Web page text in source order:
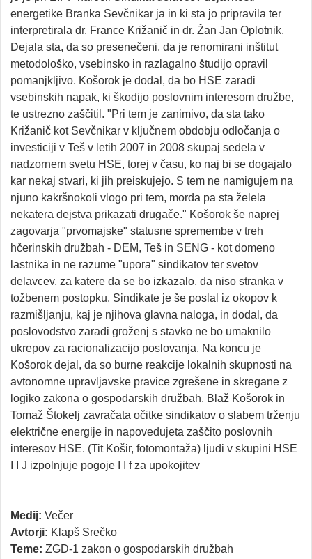
energetike Branka Sevčnikar ja in ki sta jo pripravila ter
interpretirala dr. France Križanič in dr. Žan Jan Oplotnik.
Dejala sta, da so presenečeni, da je renomirani inštitut
metodološko, vsebinsko in razlagalno študijo opravil
pomanjkljivo. Košorok je dodal, da bo HSE zaradi
vsebinskih napak, ki škodijo poslovnim interesom družbe,
te ustrezno zaščitil. "Pri tem je zanimivo, da sta tako
Križanič kot Sevčnikar v ključnem obdobju odločanja o
investiciji v Teš v letih 2007 in 2008 skupaj sedela v
nadzornem svetu HSE, torej v času, ko naj bi se dogajalo
kar nekaj stvari, ki jih preiskujejo. S tem ne namigujem na
njuno kakršnokoli vlogo pri tem, morda pa sta želela
nekatera dejstva prikazati drugače." Košorok še naprej
zagovarja "prvomajske" statusne spremembe v treh
hčerinskih družbah - DEM, Teš in SENG - kot domeno
lastnika in ne razume "upora" sindikatov ter svetov
delavcev, za katere da se bo izkazalo, da niso stranka v
tožbenem postopku. Sindikate je še poslal iz okopov k
razmišljanju, kaj je njihova glavna naloga, in dodal, da
poslovodstvo zaradi groženj s stavko ne bo umaknilo
ukrepov za racionalizacijo poslovanja. Na koncu je
Košorok dejal, da so burne reakcije lokalnih skupnosti na
avtonomne upravljavske pravice zgrešene in skregane z
logiko zakona o gospodarskih družbah. Blaž Košorok in
Tomaž Štokelj zavračata očitke sindikatov o slabem trženju
električne energije in napovedujeta zaščito poslovnih
interesov HSE. (Tit Košir, fotomontaža) ljudi v skupini HSE
I I J izpolnjuje pogoje I I f za upokojitev
Medij: Večer
Avtorji: Klapš Srečko
Teme: ZGD-1 zakon o gospodarskih družbah